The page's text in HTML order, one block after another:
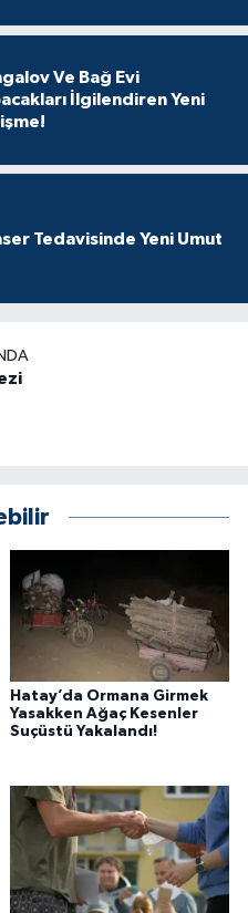
Ve Bağ Evi
İlgilendiren Yeni
Tedavisinde Yeni Umut
Hatay’da Ormana Girmek
Yasakken Ağaç Kesenler
Suçüstü Yakalandı!